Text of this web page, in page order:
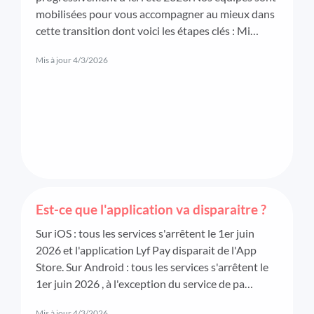
mobilisées pour vous accompagner au mieux dans
cette transition dont voici les étapes clés : Mi…
Mis à jour4/3/2026
Est-ce que l'application va disparaitre ?
Sur iOS : tous les services s'arrêtent le 1er juin
2026 et l'application Lyf Pay disparait de l'App
Store. Sur Android : tous les services s'arrêtent le
1er juin 2026 , à l'exception du service de pa…